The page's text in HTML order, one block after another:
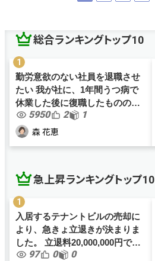
総合ランキングトップ10
勤労意欲のない社員を退職させ
たい 我が社に、1年間うつ病で
休業した後に復職したものの、
勤労意欲が全くなく、業務効率
が非常に悪い社員がおります。
5950 2 1
森 花恵
急上昇ランキングトップ10
入居するテナントビルの売却に
より、急きょ立退きが決まりま
した。 立退料20,000,000円で間
も無く契約となりますが、当社
97 0 0